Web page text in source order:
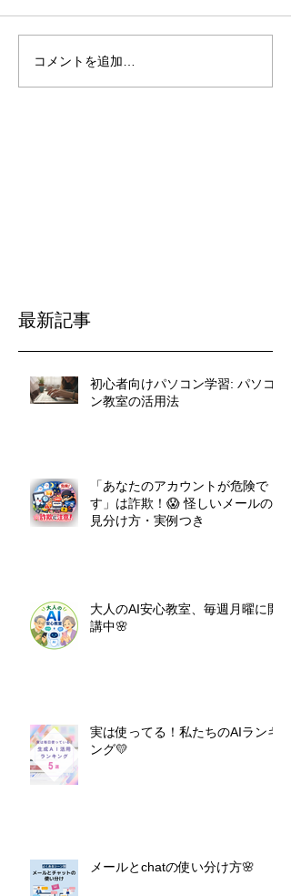
コメントを追加…
最新記事
初心者向けパソコン学習: パソコ
ン教室の活用法
「あなたのアカウントが危険で
す」は詐欺！😱 怪しいメールの
見分け方・実例つき
大人のAI安心教室、毎週月曜に開
講中🌸
実は使ってる！私たちのAIランキ
ング💛
メールとchatの使い分け方🌸